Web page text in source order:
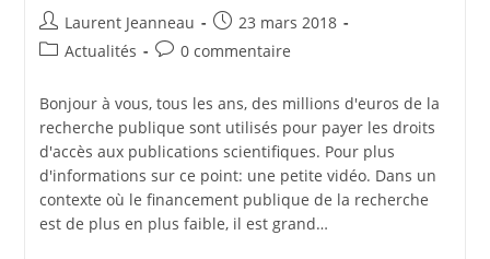
Laurent Jeanneau
23 mars 2018
Actualités
0 commentaire
Bonjour à vous, tous les ans, des millions d'euros de la
recherche publique sont utilisés pour payer les droits
d'accès aux publications scientifiques. Pour plus
d'informations sur ce point: une petite vidéo. Dans un
contexte où le financement publique de la recherche
est de plus en plus faible, il est grand…